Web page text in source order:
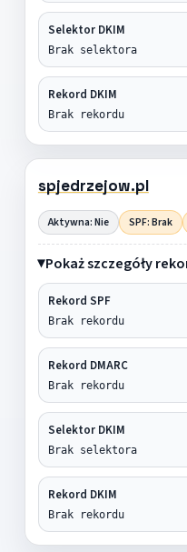
Selektor DKIM
Brak selektora
Rekord DKIM
Brak rekordu
spjedrzejow.pl
Aktywna: Nie SPF: Brak
Pokaż szczegóły
Rekord SPF
Brak rekordu
Rekord DMARC
Brak rekordu
Selektor DKIM
Brak selektora
Rekord DKIM
Brak rekordu